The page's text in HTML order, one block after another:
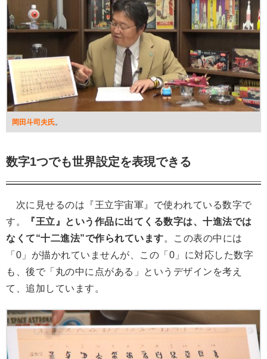
岡田斗司夫氏。
数字1つでも世界設定を表現できる
次に見せるのは『王立宇宙軍』で使われている数字で
す。
『王立』という作品に出てくる数字は、十進法では
なくて“十二進法”で作られています。この表の中には
「0」が描かれていませんが、この「0」に対応した数字
も、後で「丸の中に点がある」というデザインを考え
て、追加しています。